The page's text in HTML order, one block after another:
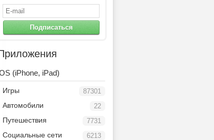
Подписаться
(iPhone, iPad)
87301
Игры
22
Автомобили
7731
Путешествия
6213
Социальные сети